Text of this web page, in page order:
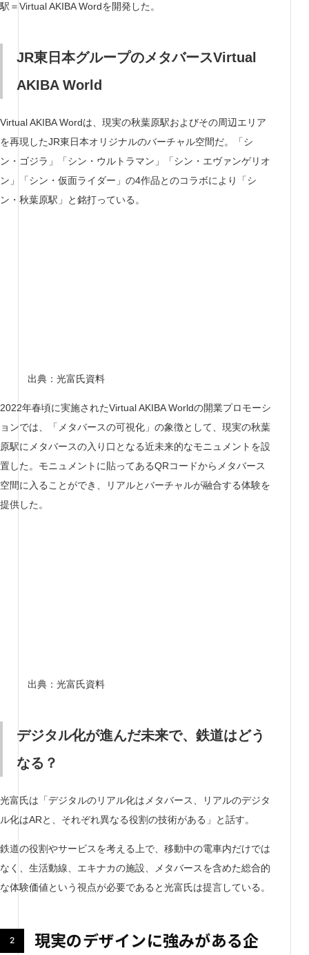
駅＝Virtual AKIBA Wordを開発した。
JR東日本グループのメタバースVirtual
AKIBA World
Virtual AKIBA Wordは、現実の秋葉原駅およびその周辺エリア
を再現したJR東日本オリジナルのバーチャル空間だ。「シ
ン・ゴジラ」「シン・ウルトラマン」「シン・エヴァンゲリオ
ン」「シン・仮面ライダー」の4作品とのコラボにより「シ
ン・秋葉原駅」と銘打っている。
出典：光富氏資料
2022年春頃に実施されたVirtual AKIBA Worldの開業プロモーシ
ョンでは、「メタバースの可視化」の象徴として、現実の秋葉
原駅にメタバースの入り口となる近未来的なモニュメントを設
置した。モニュメントに貼ってあるQRコードからメタバース
空間に入ることができ、リアルとバーチャルが融合する体験を
提供した。
出典：光富氏資料
デジタル化が進んだ未来で、鉄道はどう
なる？
光富氏は「デジタルのリアル化はメタバース、リアルのデジタ
ル化はARと、それぞれ異なる役割の技術がある」と話す。
鉄道の役割やサービスを考える上で、移動中の電車内だけでは
なく、生活動線、エキナカの施設、メタバースを含めた総合的
な体験価値という視点が必要であると光富氏は提言している。
現実のデザインに強みがある企